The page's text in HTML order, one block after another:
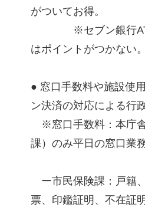
がついてお得。
※セブン銀行ATM
はポイントがつかない。
● 窓口手数料や施設使
ン決済の対応による行
※窓口手数料：本庁
課）のみ平日の窓口業
ー市民保険課：戸籍
票、印鑑証明、不在証